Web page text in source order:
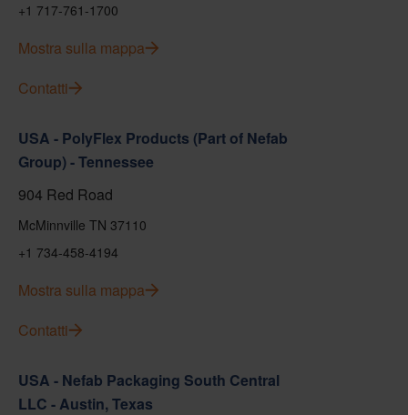
+1 717-761-1700
Mostra sulla mappa
Contatti
USA - PolyFlex Products (Part of Nefab
Group) - Tennessee
904 Red Road
McMinnville TN 37110
+1 734-458-4194
Mostra sulla mappa
Contatti
USA - Nefab Packaging South Central
LLC - Austin, Texas